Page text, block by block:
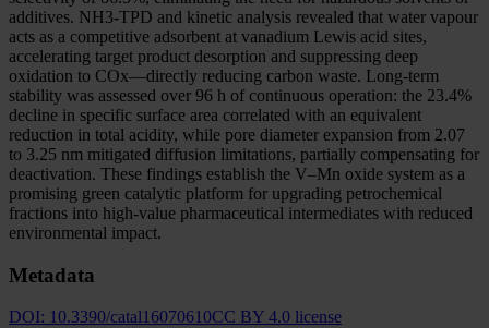
additives. NH3-TPD and kinetic analysis revealed that water vapour
acts as a competitive adsorbent at vanadium Lewis acid sites,
accelerating target product desorption and suppressing deep
oxidation to COx—directly reducing carbon waste. Long-term
stability was assessed over 96 h of continuous operation: the 23.4%
decline in specific surface area correlated with an equivalent
reduction in total acidity, while pore diameter expansion from 2.07
to 3.25 nm mitigated diffusion limitations, partially compensating for
deactivation. These findings establish the V–Mn oxide system as a
promising green catalytic platform for upgrading petrochemical
fractions into high-value pharmaceutical intermediates with reduced
environmental impact.
Metadata
DOI: 10.3390/catal16070610CC BY 4.0 license